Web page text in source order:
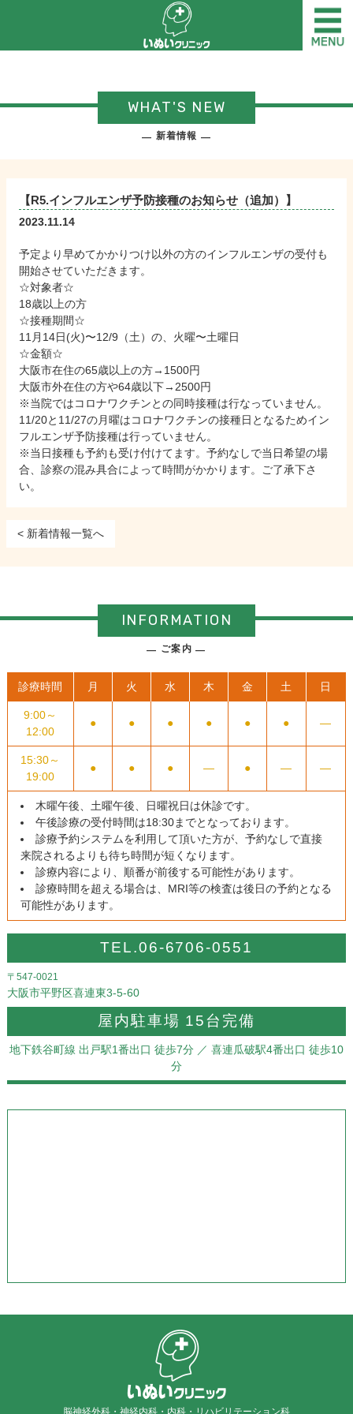
WHAT'S NEW
新着情報
【R5.インフルエンザ予防接種のお知らせ（追加）】
2023.11.14
予定より早めてかかりつけ以外の方のインフルエンザの受付も
開始させていただきます。
☆対象者☆
18歳以上の方
☆接種期間☆
11月14日(火)〜12/9（土）の、火曜〜土曜日
☆金額☆
大阪市在住の65歳以上の方→1500円
大阪市外在住の方や64歳以下→2500円
※当院ではコロナワクチンとの同時接種は行なっていません。
11/20と11/27の月曜はコロナワクチンの接種日となるためイン
フルエンザ予防接種は行っていません。
※当日接種も予約も受け付けてます。予約なしで当日希望の場
合、診察の混み具合によって時間がかかります。ご了承下さ
い。
< 新着情報一覧へ
INFORMATION
ご案内
診療時間 月 火 水 木 金 土 日
9:00～
12:00
● ● ● ● ● ● ―
15:30～
19:00
● ● ● ― ● ― ―
木曜午後、土曜午後、日曜祝日は休診です。
午後診療の受付時間は18:30までとなっております。
診療予約システムを利用して頂いた方が、予約なしで直接
来院されるよりも待ち時間が短くなります。
診療内容により、順番が前後する可能性があります。
診療時間を超える場合は、MRI等の検査は後日の予約となる
可能性があります。
TEL.06-6706-0551
〒547-0021
大阪市平野区喜連東3-5-60
屋内駐車場 15台完備
地下鉄谷町線 出戸駅1番出口 徒歩7分 ／ 喜連瓜破駅4番出口 徒歩10
分
脳神経外科・神経内科・内科・リハビリテーション科